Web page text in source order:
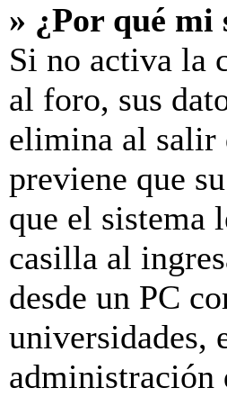
» ¿Por qué mi
Si no activa la
al foro, sus
elimina al salir
previene que
que el sistema
casilla al
desde un PC
universidades,
administración